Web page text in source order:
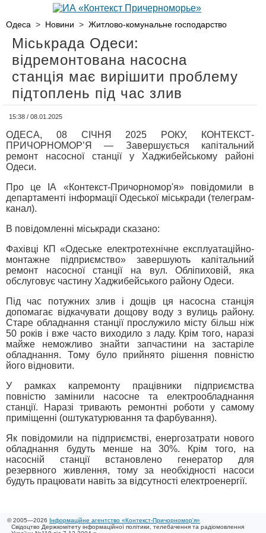
Одеса > Новини > Житлово-комунальне господарство
Міськрада Одеси:
відремонтована насосна
станція має вирішити проблему
підтоплень під час злив
15:38 / 08.01.2025
ОДЕСА, 08 СІЧНЯ 2025 РОКУ, КОНТЕКСТ-
ПРИЧОРНОМОР’Я — Завершується капітальний
ремонт насосної станції у Хаджибейському районі
Одеси.
Про це ІА «Контекст-Причорномор'я» повідомили в
департаменті інформації Одеської міськради (телеграм-
канал).
В повідомленні міськради сказано:
Фахівці КП «Одеське електротехнічне експлуатаційно-
монтажне підприємство» завершують капітальний
ремонт насосної станції на вул. Обліпиховій, яка
обслуговує частину Хаджибейського району Одеси.
Під час потужних злив і дощів ця насосна станція
допомагає відкачувати дощову воду з вулиць району.
Старе обладнання станції прослужило місту більш ніж
50 років і вже часто виходило з ладу. Крім того, наразі
майже неможливо знайти запчастини на застаріле
обладнання. Тому було прийнято рішення повністю
його відновити.
У рамках капремонту працівники підприємства
повністю замінили насосне та електрообладнання
станції. Наразі тривають ремонтні роботи у самому
приміщенні (оштукатурювання та фарбування).
Як повідомили на підприємстві, енергозатрати нового
обладнання будуть менше на 30%. Крім того, на
насосній станції встановлено генератор для
резервного живлення, тому за необхідності насоси
будуть працювати навіть за відсутності електроенергії.
© 2005—2026 Інформаційне агентство «Контекст-Причорномор'я»
Свідоцтво Держкомітету інформаційної політики, телебачення та радіомовлення